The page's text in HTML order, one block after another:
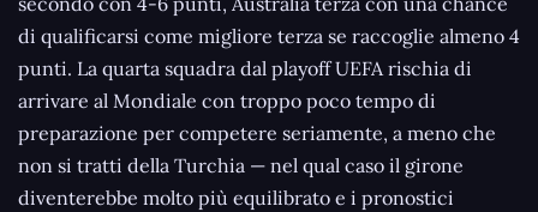
di qualificarsi come migliore terza se raccoglie almeno 4
punti. La quarta squadra dal playoff UEFA rischia di
arrivare al Mondiale con troppo poco tempo di
preparazione per competere seriamente, a meno che
non si tratti della Turchia — nel qual caso il girone
diventerebbe molto più equilibrato e i pronostici